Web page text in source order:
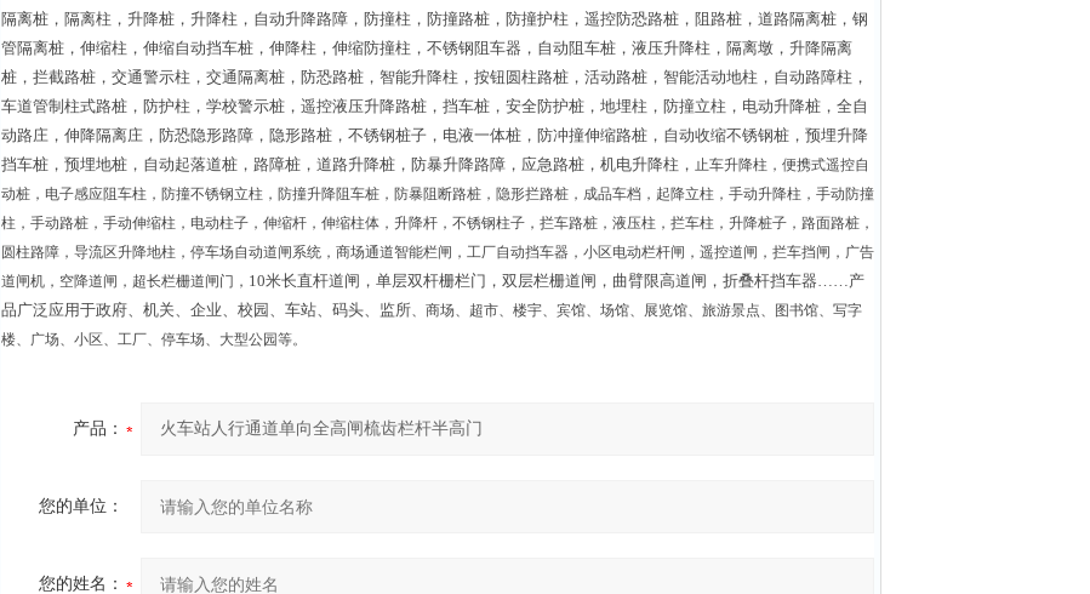
隔离桩，隔离柱，升降桩，升降柱，自动升降路障，防撞柱，防撞路桩，防撞护柱，遥控防恐路桩，阻路桩，道路隔离桩，钢
管隔离桩，伸缩柱，伸缩自动挡车桩，伸降柱，伸缩防撞柱，不锈钢阻车器，自动阻车桩，液压升降柱，隔离墩，升降隔离
桩，拦截路桩，交通警示柱，交通隔离桩，防恐路桩，智能升降柱，按钮圆柱路桩，活动路桩，智能活动地柱，自动路障柱，
车道管制柱式路桩，防护柱，学校警示桩，遥控液压升降路桩，挡车桩，安全防护桩，地埋柱，防撞立柱，电动升降桩，全自
动路庄，伸降隔离庄，防恐隐形路障，隐形路桩，不锈钢桩子，电液一体桩，防冲撞伸缩路桩，自动收缩不锈钢桩，预埋升降
挡车桩，预埋地桩，自动起落道桩，路障桩，道路升降桩，防暴升降路障，应急路桩，机电升降柱， 止车升降柱，便携式遥控自
动桩，电子感应阻车柱，防撞不锈钢立柱，防撞升降阻车桩，防暴阻断路桩，隐形拦路桩，成品车档，起降立柱，手动升降柱，手动防撞
柱，手动路桩，手动伸缩柱，电动柱子，伸缩杆，伸缩柱体，升降杆，不锈钢柱子，拦车路桩，液压柱，拦车柱，升降桩子，路面路桩，
圆柱路障，导流区升降地柱，停车场自动道闸系统，商场通道智能栏闸，工厂自动挡车器，小区电动栏杆闸，遥控道闸，拦车挡闸，广告
道闸机，空降道闸，超长栏栅道闸门 ， 10米长直杆道闸，单层双杆栅栏门，双层栏栅道闸，曲臂限高道闸，折叠杆挡车器……产
品广泛应用于政府、机关、企业、校园、车站、码头、监所、 商场、超市、楼宇、宾馆、场馆、展览馆、旅游景点、图书馆、写字
楼、广场、小区、工厂、停车场、大型公园等。
产品：
您的单位：
您的姓名：